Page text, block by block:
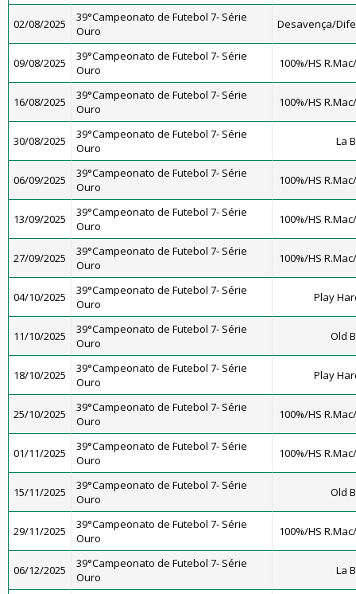
02/08/2025
39°Campeonato de Futebol 7- Série
Ouro
Desavença/
09/08/2025
39°Campeonato de Futebol 7- Série
Ouro
100%/HS
16/08/2025
39°Campeonato de Futebol 7- Série
Ouro
100%/HS
30/08/2025
39°Campeonato de Futebol 7- Série
Ouro
La
06/09/2025
39°Campeonato de Futebol 7- Série
Ouro
100%/HS
13/09/2025
39°Campeonato de Futebol 7- Série
Ouro
100%/HS
27/09/2025
39°Campeonato de Futebol 7- Série
Ouro
100%/HS
04/10/2025
39°Campeonato de Futebol 7- Série
Ouro
Play
11/10/2025
39°Campeonato de Futebol 7- Série
Ouro
Old
18/10/2025
39°Campeonato de Futebol 7- Série
Ouro
Play
25/10/2025
39°Campeonato de Futebol 7- Série
Ouro
100%/HS
01/11/2025
39°Campeonato de Futebol 7- Série
Ouro
100%/HS
15/11/2025
39°Campeonato de Futebol 7- Série
Ouro
Old
29/11/2025
39°Campeonato de Futebol 7- Série
Ouro
100%/HS
06/12/2025
39°Campeonato de Futebol 7- Série
Ouro
La